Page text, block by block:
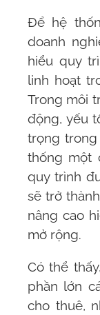
Để hệ
doanh
hiểu quy
linh hoạt
Trong môi
động, yếu
trọng trong
thống một
quy trình
sẽ trở
nâng cao
mở rộng.
Có thể
phần lớn
cho thuê,